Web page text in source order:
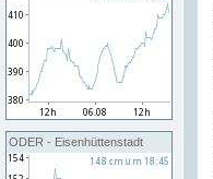
ODER - Eisenhüttenstadt